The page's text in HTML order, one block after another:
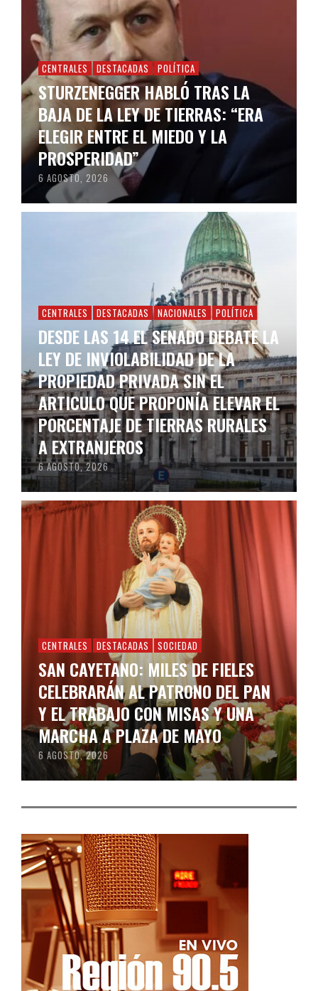
CENTRALES DESTACADAS POLÍTICA
STURZENEGGER HABLÓ TRAS LA
BAJA DE LA LEY DE TIERRAS: “ERA
ELEGIR ENTRE EL MIEDO Y LA
PROSPERIDAD”
6 AGOSTO, 2026
CENTRALES DESTACADAS NACIONALES POLÍTICA
DESDE LAS 14 EL SENADO DEBATE LA
LEY DE INVIOLABILIDAD DE LA
PROPIEDAD PRIVADA SIN EL
ARTICULO QUE PROPONÍA ELEVAR EL
PORCENTAJE DE TIERRAS RURALES
A EXTRANJEROS
6 AGOSTO, 2026
CENTRALES DESTACADAS SOCIEDAD
SAN CAYETANO: MILES DE FIELES
CELEBRARÁN AL PATRONO DEL PAN
Y EL TRABAJO CON MISAS Y UNA
MARCHA A PLAZA DE MAYO
6 AGOSTO, 2026